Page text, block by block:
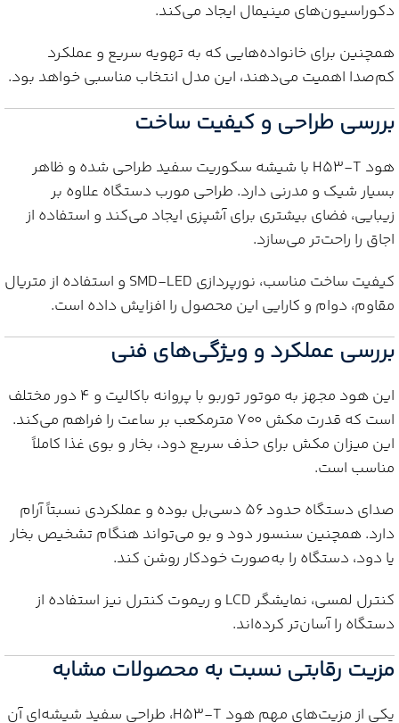
دکوراسیون‌های مینیمال ایجاد می‌کند.
همچنین برای خانواده‌هایی که به تهویه سریع و عملکرد
کم‌صدا اهمیت می‌دهند، این مدل انتخاب مناسبی خواهد بود.
بررسی طراحی و کیفیت ساخت
هود H53-T با شیشه سکوریت سفید طراحی شده و ظاهر
بسیار شیک و مدرنی دارد. طراحی مورب دستگاه علاوه بر
زیبایی، فضای بیشتری برای آشپزی ایجاد می‌کند و استفاده از
اجاق را راحت‌تر می‌سازد.
کیفیت ساخت مناسب، نورپردازی SMD-LED و استفاده از متریال
مقاوم، دوام و کارایی این محصول را افزایش داده است.
بررسی عملکرد و ویژگی‌های فنی
این هود مجهز به موتور توربو با پروانه باکالیت و ۴ دور مختلف
است که قدرت مکش ۷۰۰ مترمکعب بر ساعت را فراهم می‌کند.
این میزان مکش برای حذف سریع دود، بخار و بوی غذا کاملاً
مناسب است.
صدای دستگاه حدود ۵۶ دسی‌بل بوده و عملکردی نسبتاً آرام
دارد. همچنین سنسور دود و بو می‌تواند هنگام تشخیص بخار
یا دود، دستگاه را به‌صورت خودکار روشن کند.
کنترل لمسی، نمایشگر LCD و ریموت کنترل نیز استفاده از
دستگاه را آسان‌تر کرده‌اند.
مزیت رقابتی نسبت به محصولات مشابه
یکی از مزیت‌های مهم هود H53-T، طراحی سفید شیشه‌ای آن